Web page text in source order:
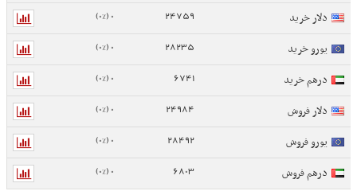
دلار خرید
24759
0 (0%)
یورو خرید 28235
0 (0%)
درهم خرید 6741
0 (0%)
دلار فروش 24984
0 (0%)
یورو فروش 28492
0 (0%)
درهم فروش 6803
0 (0%)